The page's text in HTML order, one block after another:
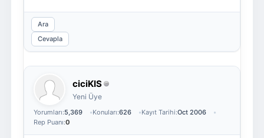
Ara
Cevapla
ciciKIS
Yeni Üye
Yorumları:5,369 Konuları:626 Kayıt Tarihi:Oct 2006
Rep Puanı:0